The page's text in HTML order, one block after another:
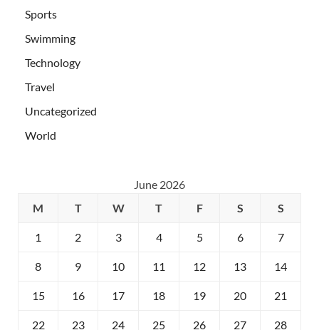
Sports
Swimming
Technology
Travel
Uncategorized
World
June 2026
M
T W T F S S
1 2 3 4 5 6 7
8 9 10 11 12 13 14
15 16 17 18 19 20 21
22 23 24 25 26 27 28